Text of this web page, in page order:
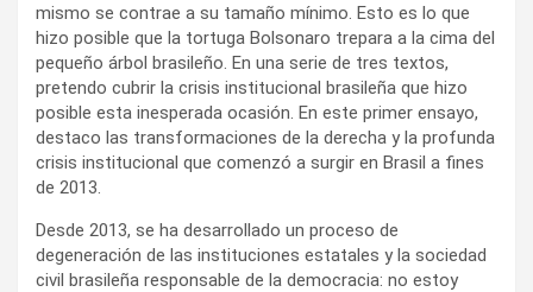
mismo se contrae a su tamaño mínimo. Esto es lo que
hizo posible que la tortuga Bolsonaro trepara a la cima del
pequeño árbol brasileño. En una serie de tres textos,
pretendo cubrir la crisis institucional brasileña que hizo
posible esta inesperada ocasión. En este primer ensayo,
destaco las transformaciones de la derecha y la profunda
crisis institucional que comenzó a surgir en Brasil a fines
de 2013.
Desde 2013, se ha desarrollado un proceso de
degeneración de las instituciones estatales y la sociedad
civil brasileña responsable de la democracia: no estoy